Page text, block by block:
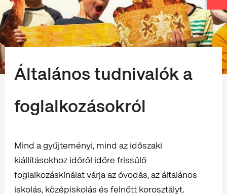
Általános tudnivalók a
foglalkozásokról
Mind a gyűjteményi, mind az időszaki
kiállításokhoz időről időre frissülő
foglalkozáskínálat várja az óvodás, az általános
iskolás, középiskolás és felnőtt korosztályt.